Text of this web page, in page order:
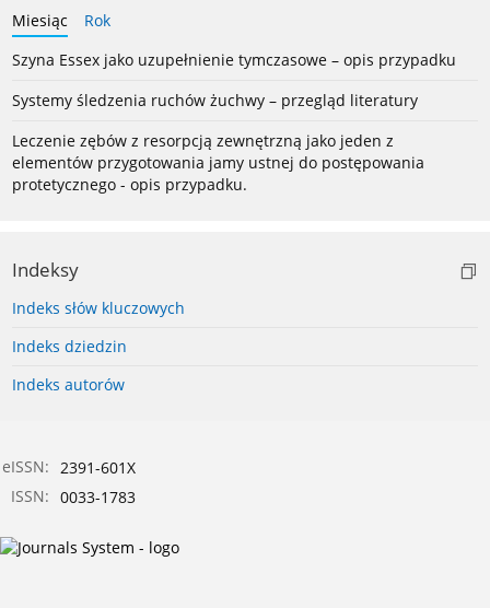
Miesiąc
Rok
Szyna Essex jako uzupełnienie tymczasowe – opis przypadku
Systemy śledzenia ruchów żuchwy – przegląd literatury
Leczenie zębów z resorpcją zewnętrzną jako jeden z
elementów przygotowania jamy ustnej do postępowania
protetycznego - opis przypadku.
Indeksy
Indeks słów kluczowych
Indeks dziedzin
Indeks autorów
eISSN: 2391-601X
ISSN: 0033-1783